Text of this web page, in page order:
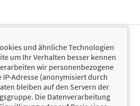
und ähnliche Technologien
um Ihr Verhalten besser kennen
wir personenbezogene
IP-Adresse (anonymisiert durch
bleiben auf den Servern der
Die Datenverarbeitung